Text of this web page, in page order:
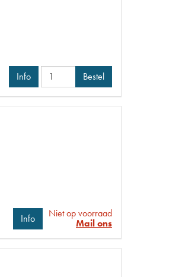
Info
Bestel
Info
Niet op voorraad
Mail ons